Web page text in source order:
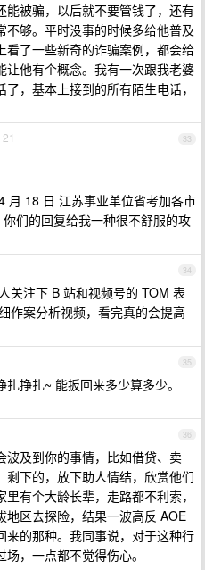
能被骗，以后就不要管钱了，还有
够。平时没事的时候多给他普及
看了一些新奇的诈骗案例，都会给
让他有个概念。我有一次跟我老婆
，基本上接到的所有陌生电话，
33
21
月 18 日 江苏事业单位省考加各市
们的回复给我一种很不舒服的攻
34
关注下 B 站和视频号的 TOM 表
作案分析视频，看完真的会提高
35
挣扎~ 能扳回来多少算多少。
36
波及到你的事情，比如借贷、卖
剩下的，放下助人情结，欣赏他们
有个大龄长辈，走路都不利索，
地区去探险，结果一波高反 AOE
来的那种。我同事说，对于这种行
，一点都不觉得伤心。